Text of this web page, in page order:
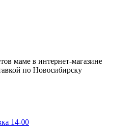
маме в интернет-магазине
по Новосибирску
14-00